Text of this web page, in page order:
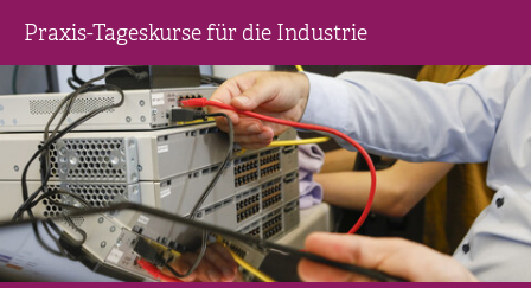
Praxis-Tageskurse für die Industrie